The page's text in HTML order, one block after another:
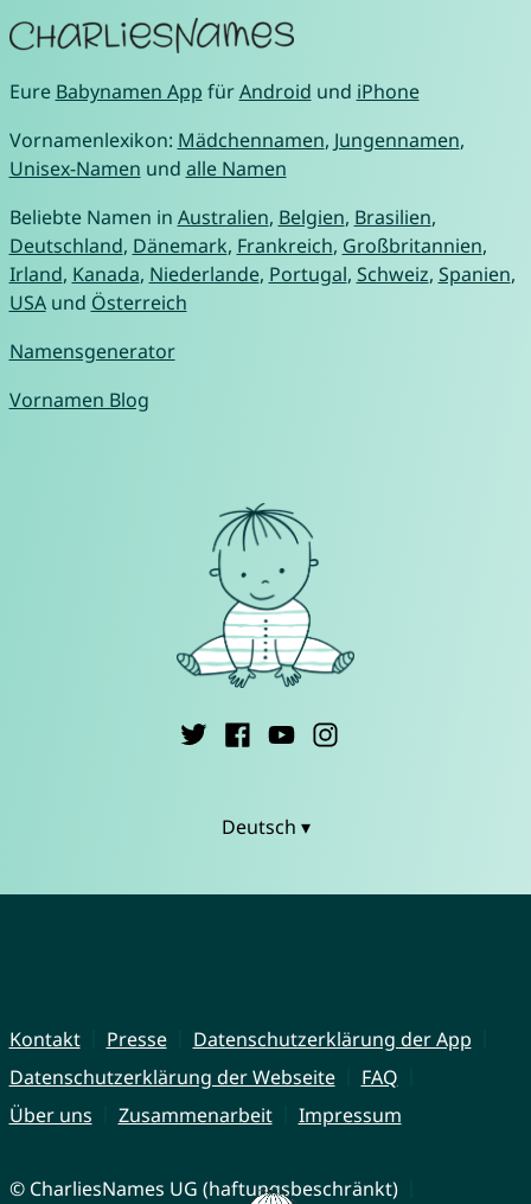
Eure Babynamen App fürAndroid und iPhone
Vornamenlexikon: Mädchennamen, Jungennamen,
Unisex-Namen und alle Namen
Beliebte Namen in Australien, Belgien, Brasilien,
Deutschland, Dänemark, Frankreich, Großbritannien,
Irland, Kanada, Niederlande, Portugal, Schweiz, Spanien,
USAund Österreich
Namensgenerator
Vornamen Blog
Deutsch ▾
Kontakt Presse
Datenschutzerklärung der App
Datenschutzerklärung der Webseite
FAQ
Über uns
Zusammenarbeit Impressum
© CharliesNames UG (haftungsbeschränkt)